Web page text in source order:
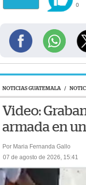
0
NOTICIAS GUATEMALA /
Video:
armada en
Por Maria Fernanda Gallo
07 de agosto de 2026, 15:41